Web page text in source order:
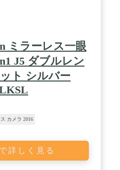
ミラーレス一眼
J5 ダブルレン
ト シルバー
カメラ 2016
詳しく見る